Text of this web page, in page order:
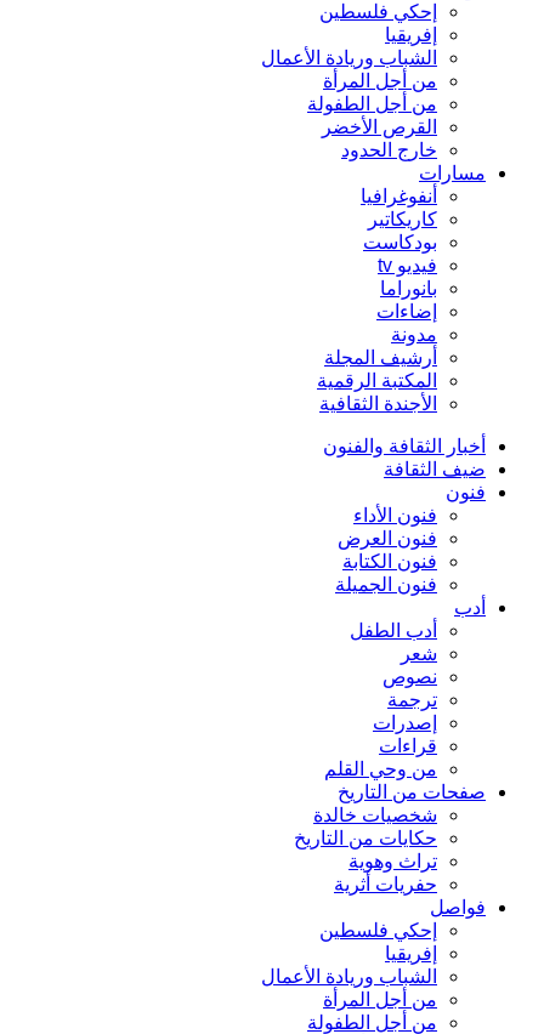
إحكي فلسطين
إفريقيا
الشباب وريادة الأعمال
من أجل المرأة
من أجل الطفولة
القرص الأخضر
خارج الحدود
مسارات
أنفوغرافيا
كاريكاتير
بودكاست
فيديو tv
بانوراما
إضاءات
مدونة
أرشيف المجلة
المكتبة الرقمية
الأجندة الثقافية
أخبار الثقافة والفنون
ضيف الثقافة
فنون
فنون الأداء
فنون العرض
فنون الكتابة
فنون الجميلة
أدب
أدب الطفل
شعر
نصوص
ترجمة
إصدرات
قراءات
من وحي القلم
صفحات من التاريخ
شخصيات خالدة
حكايات من التاريخ
تراث وهوية
حفريات أثرية
فواصل
إحكي فلسطين
إفريقيا
الشباب وريادة الأعمال
من أجل المرأة
من أجل الطفولة